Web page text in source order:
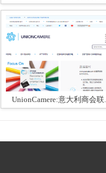
UnionCamere:意大利商会联...